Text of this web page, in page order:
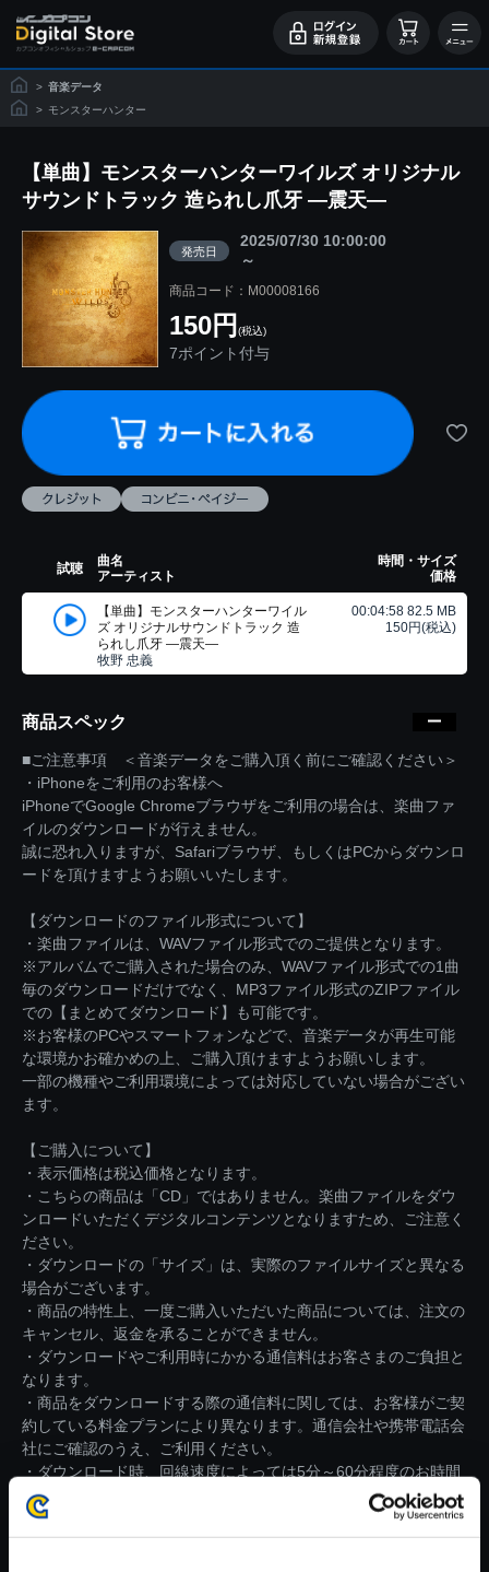
> 音楽データ
> モンスターハンター
【単曲】モンスターハンターワイルズ オリジナル
サウンドトラック 造られし爪牙 ―震天―
発売日
2025/07/30 10:00:00
～
商品コード：M00008166
150円 (税込)
7ポイント付与
試聴
曲名
アーティスト
時間・サイズ
価格
【単曲】モンスターハンターワイル
ズ オリジナルサウンドトラック 造
られし爪牙 ―震天―
牧野 忠義
00:04:58 82.5 MB
150円(税込)
商品スペック
■ご注意事項 ＜音楽データをご購入頂く前にご確認ください＞
・iPhoneをご利用のお客様へ
iPhoneでGoogle Chromeブラウザをご利用の場合は、楽曲ファ
イルのダウンロードが行えません。
誠に恐れ入りますが、Safariブラウザ、もしくはPCからダウンロ
ードを頂けますようお願いいたします。
【ダウンロードのファイル形式について】
・楽曲ファイルは、WAVファイル形式でのご提供となります。
※アルバムでご購入された場合のみ、WAVファイル形式での1曲
毎のダウンロードだけでなく、MP3ファイル形式のZIPファイル
での【まとめてダウンロード】も可能です。
※お客様のPCやスマートフォンなどで、音楽データが再生可能
な環境かお確かめの上、ご購入頂けますようお願いします。
一部の機種やご利用環境によっては対応していない場合がござい
ます。
【ご購入について】
・表示価格は税込価格となります。
・こちらの商品は「CD」ではありません。楽曲ファイルをダウ
ンロードいただくデジタルコンテンツとなりますため、ご注意く
ださい。
・ダウンロードの「サイズ」は、実際のファイルサイズと異なる
場合がございます。
・商品の特性上、一度ご購入いただいた商品については、注文の
キャンセル、返金を承ることができません。
・ダウンロードやご利用時にかかる通信料はお客さまのご負担と
なります。
・商品をダウンロードする際の通信料に関しては、お客様がご契
約している料金プランにより異なります。通信会社や携帯電話会
社にご確認のうえ、ご利用ください。
・ダウンロード時、回線速度によっては5分～60分程度のお時間
がかかる場合がございます。
※ご購入いただいたファイルのダウンロードの際には、通信環境
が安定しているWifi環境でお試しください。